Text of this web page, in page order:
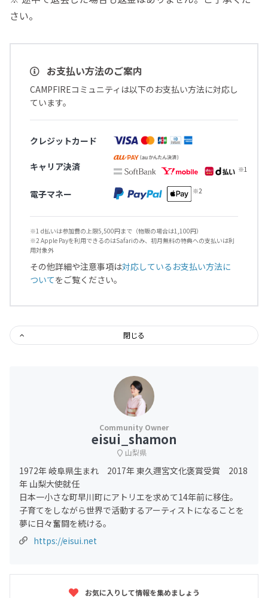
さい。
お支払い方法のご案内
CAMPFIREコミュニティは以下のお支払い方法に対応し
ています。
クレジットカード
キャリア決済
電子マネー
※1 d払いは参加費の上限5,500円まで（物販の場合は1,100円）
※2 Apple Payを利用できるのはSafariのみ、初月無料の特典への支払いは利
用対象外
その他詳細や注意事項は対応しているお支払い方法に
ついてをご覧ください。
閉じる
eisui_shamon
山梨県
1972年 岐阜県生まれ 2017年 東久邇宮文化褒賞受賞 2018
年 山梨大使就任
日本一小さな町早川町にアトリエを求めて14年前に移住。
子育てをしながら世界で活動するアーティストになることを
夢に日々奮闘を続ける。
https://eisui.net
お気に入りして情報を集めましょう